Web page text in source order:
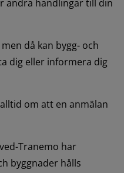
andra handlingar till din
då kan bygg- och
dig eller informera dig
om att en anmälan
Tranemo har
byggnader hålls